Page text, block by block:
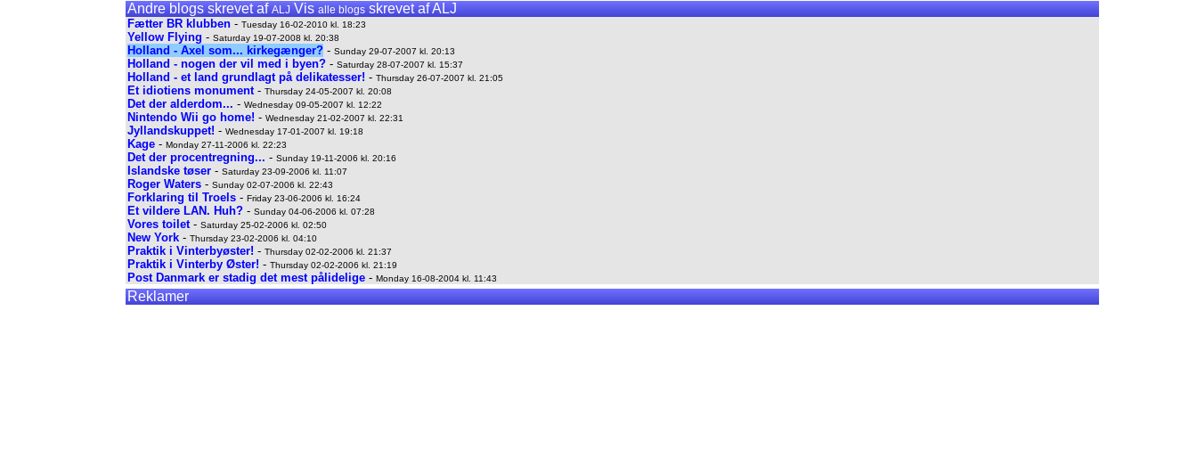
Andre blogs skrevet afALJVisalle blogsskrevet af ALJ
Fætter BR klubben- Tuesday 16-02-2010 kl. 18:23
Yellow Flying - Saturday 19-07-2008 kl. 20:38
Holland - Axel som... kirkegænger?- Sunday 29-07-2007 kl. 20:13
Holland - nogen der vil med i byen?- Saturday 28-07-2007 kl. 15:37
Holland - et land grundlagt på delikatesser! - Thursday 26-07-2007 kl. 21:05
Et idiotiens monument- Thursday 24-05-2007 kl. 20:08
Det der alderdom... - Wednesday 09-05-2007 kl. 12:22
Nintendo Wii go home! - Wednesday 21-02-2007 kl. 22:31
Jyllandskuppet! - Wednesday 17-01-2007 kl. 19:18
Kage- Monday 27-11-2006 kl. 22:23
Det der procentregning... - Sunday 19-11-2006 kl. 20:16
Islandske tøser- Saturday 23-09-2006 kl. 11:07
Roger Waters- Sunday 02-07-2006 kl. 22:43
Forklaring til Troels- Friday 23-06-2006 kl. 16:24
Et vildere LAN. Huh?- Sunday 04-06-2006 kl. 07:28
Vores toilet- Saturday 25-02-2006 kl. 02:50
New York- Thursday 23-02-2006 kl. 04:10
Praktik i Vinterbyøster! - Thursday 02-02-2006 kl. 21:37
Praktik i Vinterby Øster! - Thursday 02-02-2006 kl. 21:19
Post Danmark er stadig det mest pålidelige- Monday 16-08-2004 kl. 11:43
Reklamer